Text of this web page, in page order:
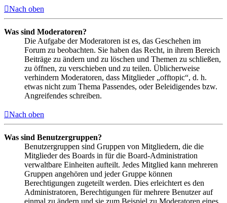
Nach oben
Was sind Moderatoren?
Die Aufgabe der Moderatoren ist es, das Geschehen im
Forum zu beobachten. Sie haben das Recht, in ihrem Bereich
Beiträge zu ändern und zu löschen und Themen zu schließen,
zu öffnen, zu verschieben und zu teilen. Üblicherweise
verhindern Moderatoren, dass Mitglieder „offtopic“, d. h.
etwas nicht zum Thema Passendes, oder Beleidigendes bzw.
Angreifendes schreiben.
Nach oben
Was sind Benutzergruppen?
Benutzergruppen sind Gruppen von Mitgliedern, die die
Mitglieder des Boards in für die Board-Administration
verwaltbare Einheiten aufteilt. Jedes Mitglied kann mehreren
Gruppen angehören und jeder Gruppe können
Berechtigungen zugeteilt werden. Dies erleichtert es den
Administratoren, Berechtigungen für mehrere Benutzer auf
einmal zu ändern und sie zum Beispiel zu Moderatoren eines